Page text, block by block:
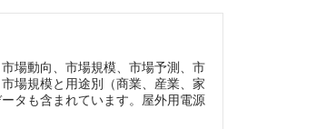
場動向、市場規模、市場予測、市
場規模と用途別（商業、産業、家
タも含まれています。屋外用電源